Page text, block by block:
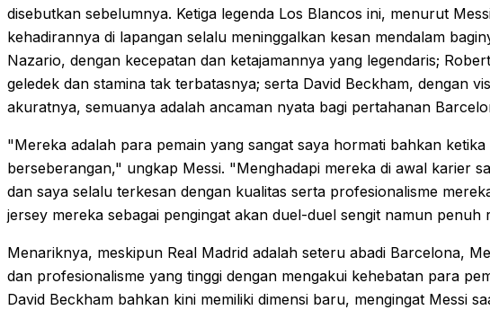
disebutkan sebelumnya. Ketiga legenda Los Blancos ini, menurut
kehadirannya di lapangan selalu meninggalkan kesan mendalam
Nazario, dengan kecepatan dan ketajamannya yang legendaris;
geledek dan stamina tak terbatasnya; serta David Beckham, dengan
akuratnya, semuanya adalah ancaman nyata bagi pertahanan
"Mereka adalah para pemain yang sangat saya hormati bahkan
berseberangan," ungkap Messi. "Menghadapi mereka di awal karier
dan saya selalu terkesan dengan kualitas serta profesionalisme
jersey mereka sebagai pengingat akan duel-duel sengit namun penuh
Menariknya, meskipun Real Madrid adalah seteru abadi Barcelona,
dan profesionalisme yang tinggi dengan mengakui kehebatan para
David Beckham bahkan kini memiliki dimensi baru, mengingat Messi